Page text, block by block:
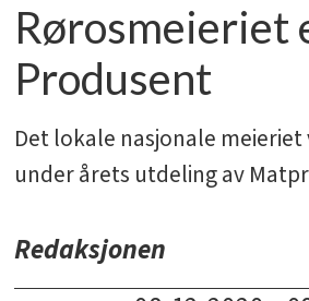
Rørosmeieriet
Produsent
Det lokale nasjonale meieriet
under årets utdeling av
Redaksjonen